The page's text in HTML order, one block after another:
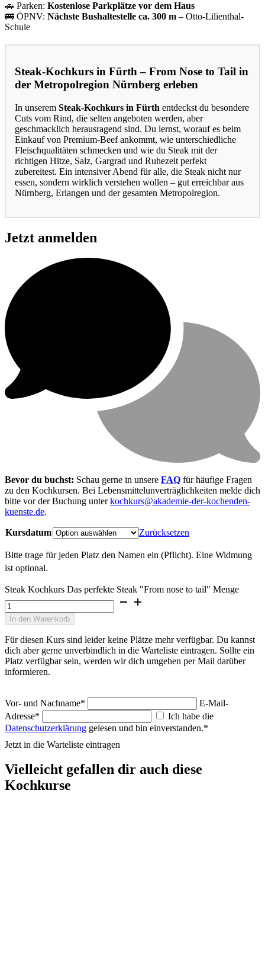
🚗 Parken: Kostenlose Parkplätze vor dem Haus
🚌 ÖPNV: Nächste Bushaltestelle ca. 300 m – Otto-Lilienthal-
Schule
Steak-Kochkurs in Fürth – From Nose to Tail in
der Metropolregion Nürnberg erleben
In unserem Steak-Kochkurs in Fürth entdeckst du besondere
Cuts vom Rind, die selten angeboten werden, aber
geschmacklich herausragend sind. Du lernst, worauf es beim
Einkauf von Premium-Beef ankommt, wie unterschiedliche
Fleischqualitäten schmecken und wie du Steak mit der
richtigen Hitze, Salz, Gargrad und Ruhezeit perfekt
zubereitest. Ein intensiver Abend für alle, die Steak nicht nur
essen, sondern wirklich verstehen wollen – gut erreichbar aus
Nürnberg, Erlangen und der gesamten Metropolregion.
Jetzt anmelden
Bevor du buchst: Schau gerne in unsere FAQ für häufige Fragen
zu den Kochkursen. Bei Lebensmittel­unverträglichkeiten melde dich
bitte vor der Buchung unterkochkurs@akademie-der-kochenden-
kuenste.de.
Kursdatum Zurücksetzen
Bitte trage für jeden Platz den Namen ein (Pflicht). Eine Widmung
ist optional.
Steak Kochkurs Das perfekte Steak "From nose to tail" Menge
In den Warenkorb
Für diesen Kurs sind leider keine Plätze mehr verfügbar. Du kannst
dich aber gerne unverbindlich in die Warteliste eintragen. Sollte ein
Platz verfügbar sein, werden wir dich umgehen per Mail darüber
informieren.
Vor- und Nachname*
E-Mail-
Adresse*
Ich habe die
Datenschutzerklärung gelesen und bin einverstanden.*
Jetzt in die Warteliste eintragen
Vielleicht gefallen dir auch diese
Kochkurse